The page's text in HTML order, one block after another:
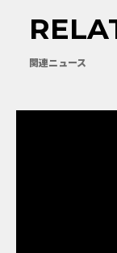
関連ニュース